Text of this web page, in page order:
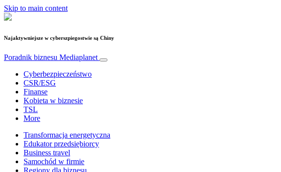
Skip to main content
Najaktywniejsze w cyberszpiegostwie są Chiny
Poradnik biznesu Mediaplanet
Cyberbezpieczeństwo
CSR/ESG
Finanse
Kobieta w biznesie
TSL
More
Transformacja energetyczna
Edukator przedsiębiorcy
Business travel
Samochód w firmie
Regiony dla biznesu